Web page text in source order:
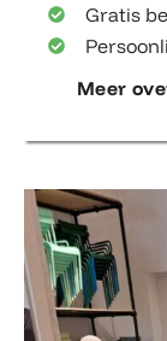
Gratis
Meer